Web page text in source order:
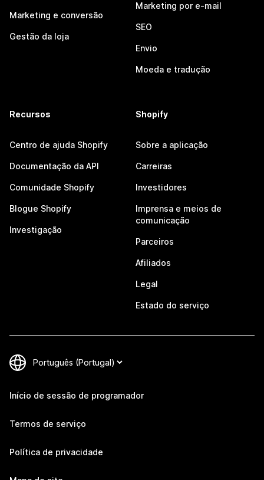
Marketing e conversão
Gestão da loja
Marketing por e-mail
SEO
Envio
Moeda e tradução
Recursos
Centro de ajuda Shopify
Documentação da API
Comunidade Shopify
Blogue Shopify
Investigação
Shopify
Sobre a aplicação
Carreiras
Investidores
Imprensa e meios de
comunicação
Parceiros
Afiliados
Legal
Estado do serviço
Início de sessão de programador
Termos de serviço
Política de privacidade